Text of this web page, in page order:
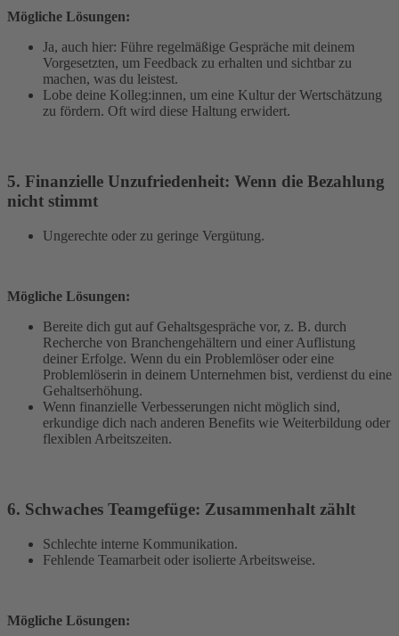
Mögliche Lösungen:
Ja, auch hier: Führe regelmäßige Gespräche mit deinem
Vorgesetzten, um Feedback zu erhalten und sichtbar zu
machen, was du leistest.
Lobe deine Kolleg:innen, um eine Kultur der Wertschätzung
zu fördern. Oft wird diese Haltung erwidert.
5. Finanzielle Unzufriedenheit: Wenn die Bezahlung
nicht stimmt
Ungerechte oder zu geringe Vergütung.
Mögliche Lösungen:
Bereite dich gut auf Gehaltsgespräche vor, z. B. durch
Recherche von Branchengehältern und einer Auflistung
deiner Erfolge. Wenn du ein Problemlöser oder eine
Problemlöserin in deinem Unternehmen bist, verdienst du eine
Gehaltserhöhung.
Wenn finanzielle Verbesserungen nicht möglich sind,
erkundige dich nach anderen Benefits wie Weiterbildung oder
flexiblen Arbeitszeiten.
6. Schwaches Teamgefüge: Zusammenhalt zählt
Schlechte interne Kommunikation.
Fehlende Teamarbeit oder isolierte Arbeitsweise.
Mögliche Lösungen: